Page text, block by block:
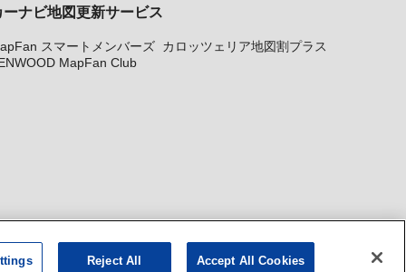
ーナビ地図更新サービス
スマートメンバーズ カロッツェリア地図割プラス
MapFan Club
Reject All Accept All Cookies